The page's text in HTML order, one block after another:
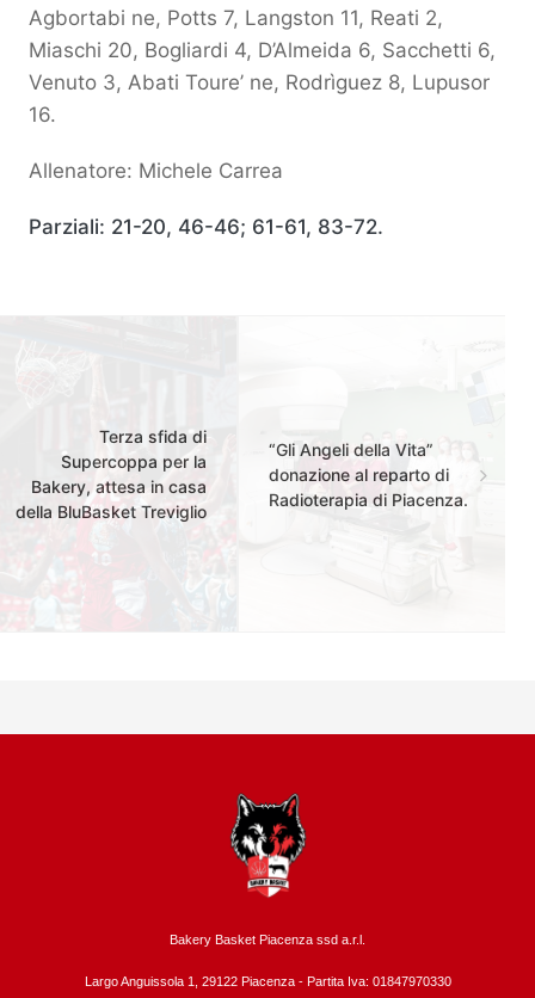
Agbortabi ne, Potts 7, Langston 11, Reati 2,
Miaschi 20, Bogliardi 4, D’Almeida 6, Sacchetti 6,
Venuto 3, Abati Toure’ ne, Rodrìguez 8, Lupusor
16.
Allenatore: Michele Carrea
Parziali: 21-20, 46-46; 61-61, 83-72.
Terza sfida di
Supercoppa per la
Bakery, attesa in casa
della BluBasket Treviglio
“Gli Angeli della Vita”
donazione al reparto di
Radioterapia di Piacenza.
Bakery Basket Piacenza ssd a.r.l.
Largo Anguissola 1, 29122 Piacenza - Partita Iva: 01847970330